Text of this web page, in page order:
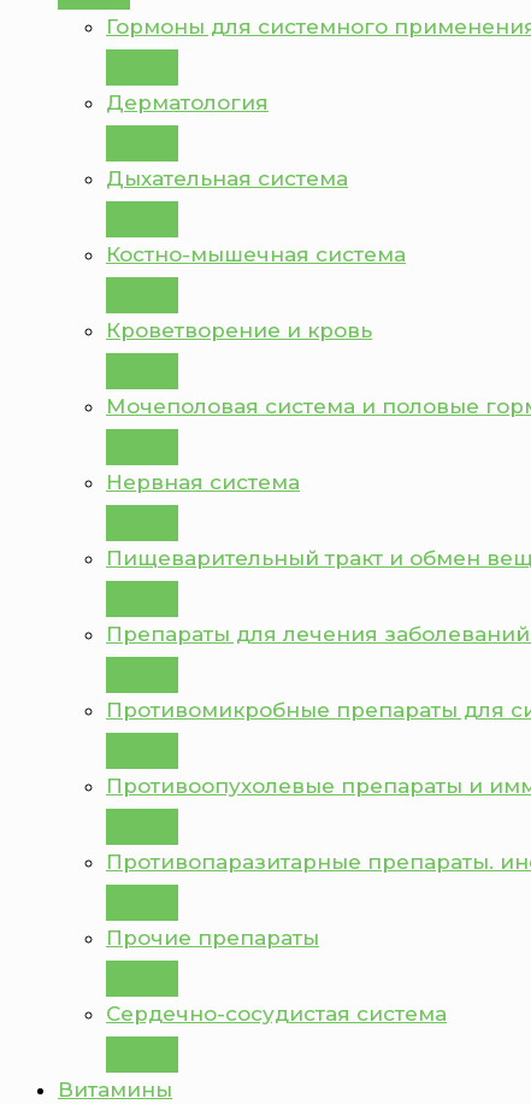
Гормоны для системного
Дерматология
Дыхательная система
Костно-мышечная система
Кроветворение и кровь
Мочеполовая система и половые
Нервная система
Пищеварительный тракт и обмен
Препараты для лечения заболеваний
Противомикробные препараты для
Противоопухолевые препараты и
Противопаразитарные препараты.
Прочие препараты
Сердечно-сосудистая система
Витамины